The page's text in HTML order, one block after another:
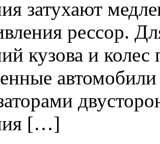
затухают
рессор.
кузова и
[…]